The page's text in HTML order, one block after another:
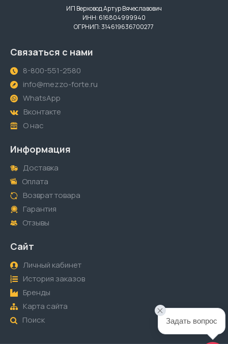
ИП Верховод Артур Вячеславович
ИНН: 616804999940
ОГРНИП: 314619636700277
Связаться с нами
8-800-551-2580
info@mezzo-forte.ru
WhatsApp
Вконтакте
О нас
Информация
Доставка
Оплата
Возврат товара
Гарантия
Отзывы
Сайт
Личный кабинет
История заказов
Бренды
Карта сайта
Поиск
Задать вопрос